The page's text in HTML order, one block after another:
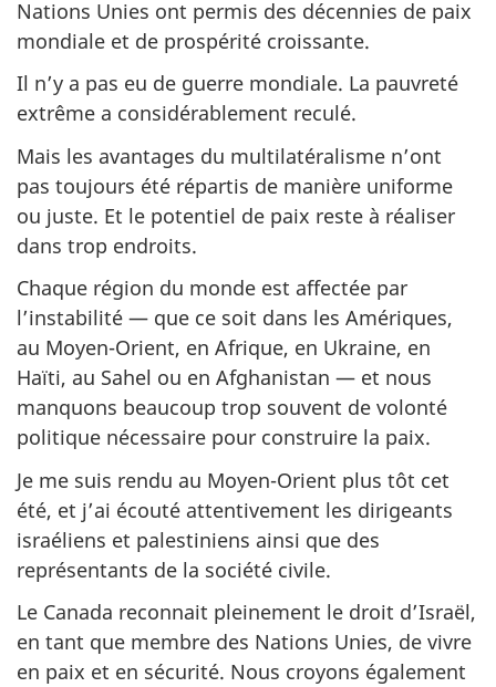
Nations Unies ont permis des décennies de paix
mondiale et de prospérité croissante.
Il n’y a pas eu de guerre mondiale. La pauvreté
extrême a considérablement reculé.
Mais les avantages du multilatéralisme n’ont
pas toujours été répartis de manière uniforme
ou juste. Et le potentiel de paix reste à réaliser
dans trop endroits.
Chaque région du monde est affectée par
l’instabilité — que ce soit dans les Amériques,
au Moyen-Orient, en Afrique, en Ukraine, en
Haïti, au Sahel ou en Afghanistan — et nous
manquons beaucoup trop souvent de volonté
politique nécessaire pour construire la paix.
Je me suis rendu au Moyen-Orient plus tôt cet
été, et j’ai écouté attentivement les dirigeants
israéliens et palestiniens ainsi que des
représentants de la société civile.
Le Canada reconnait pleinement le droit d’Israël,
en tant que membre des Nations Unies, de vivre
en paix et en sécurité. Nous croyons également